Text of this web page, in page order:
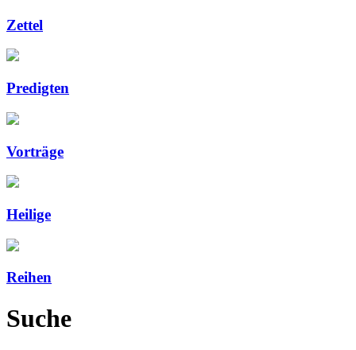
Zettel
Predigten
Vorträge
Heilige
Reihen
Suche